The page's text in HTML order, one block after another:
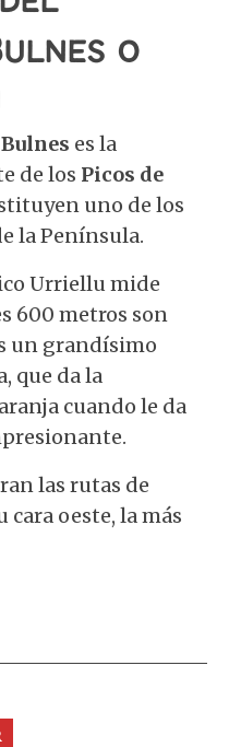
o
es la
de los Picos de
uno de los
la Península.
Urriellu mide
600 metros son
un grandísimo
que da la
cuando le da
las rutas de
cara oeste, la más